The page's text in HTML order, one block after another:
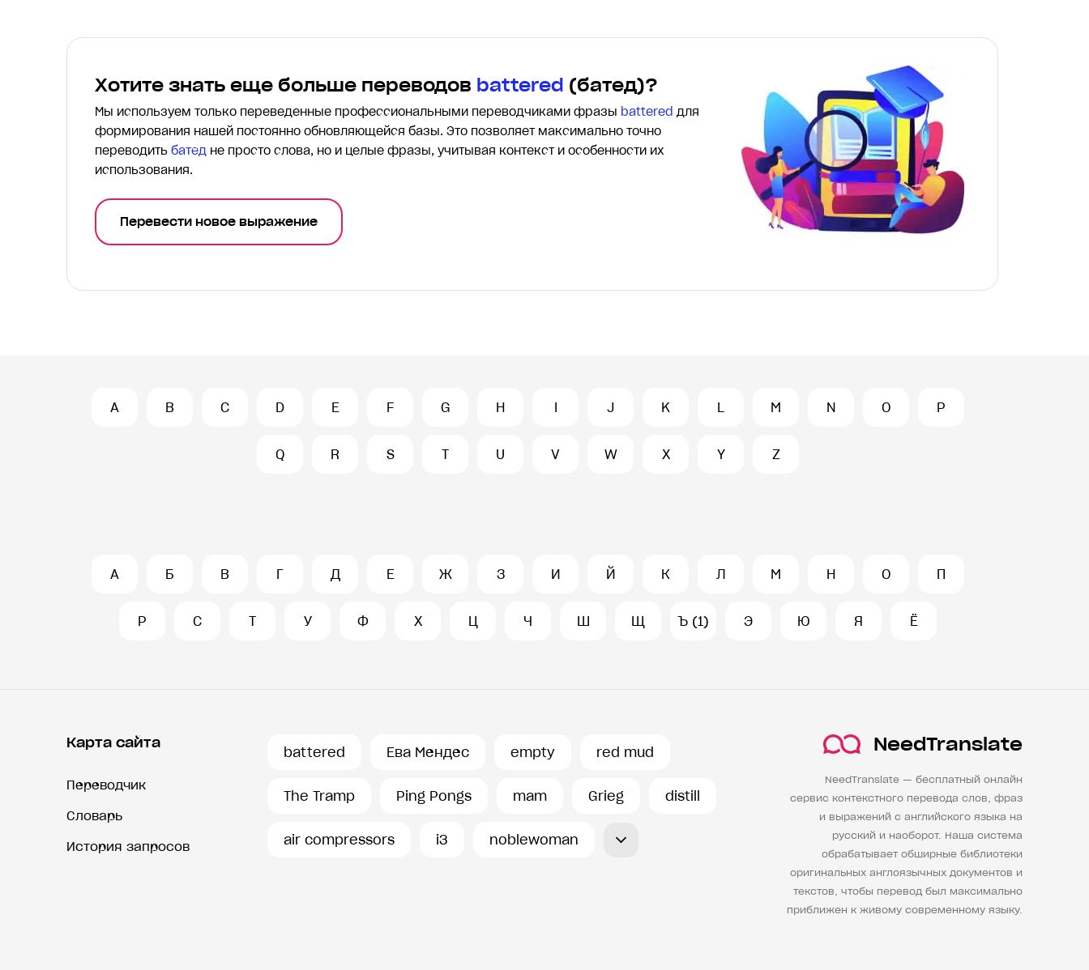
Хотите знать еще больше переводов battered (батед)?
Мы используем только переведенные профессиональными переводчиками фразы battered для
формирования нашей постоянно обновляющейся базы. Это позволяет максимально точно
переводить батед не просто слова, но и целые фразы, учитывая контекст и особенности их
использования.
Перевести новое выражение
A B C D E F G H I J K L M N O P
Q R S T U V W X Y Z
А Б В Г Д Е Ж З И Й К Л М Н О П
Р С Т У Ф Х Ц Ч Ш Щ Ъ (1) Э Ю Я Ё
Карта сайта
Переводчик
Словарь
История запросов
battered Ева Мендес empty red mud
The Tramp Ping Pongs mam Grieg distill
air compressors i3 noblewoman
NeedTranslate
NeedTranslate — бесплатный онлайн
сервис контекстного перевода слов, фраз
и выражений с английского языка на
русский и наоборот. Наша система
обрабатывает обширные библиотеки
оригинальных англоязычных документов и
текстов, чтобы перевод был максимально
приближен к живому современному языку.